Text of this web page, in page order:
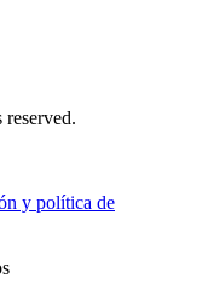
y política de